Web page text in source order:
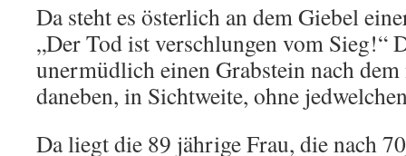
Da steht es österlich an dem Giebel
„Der Tod ist verschlungen vom Sieg!“
unermüdlich einen Grabstein nach
daneben, in Sichtweite, ohne
Da liegt die 89 jährige Frau, die nach